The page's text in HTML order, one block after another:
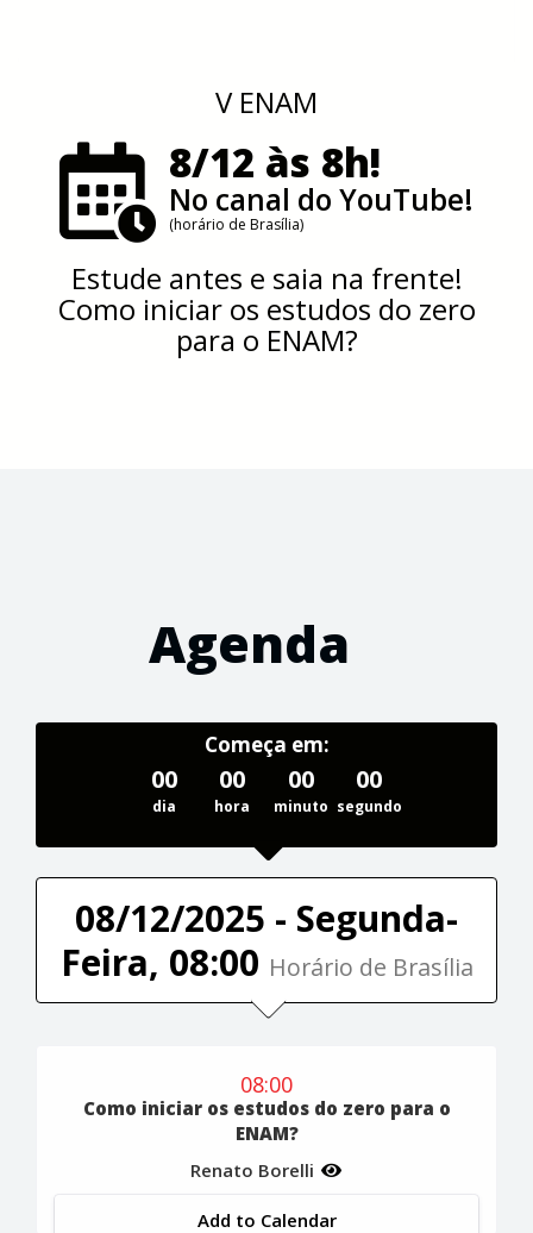
V ENAM
8/12 às 8h!
No canal do YouTube!
(horário de Brasília)
Estude antes e saia na frente!
Como iniciar os estudos do zero
para o ENAM?
Agenda
Começa em:
00
dia
00
hora
00
minuto
00
segundo
08/12/2025 - Segunda-
Feira, 08:00 Horário de Brasília
08:00
Como iniciar os estudos do zero para o
ENAM?
Renato Borelli
Add to Calendar